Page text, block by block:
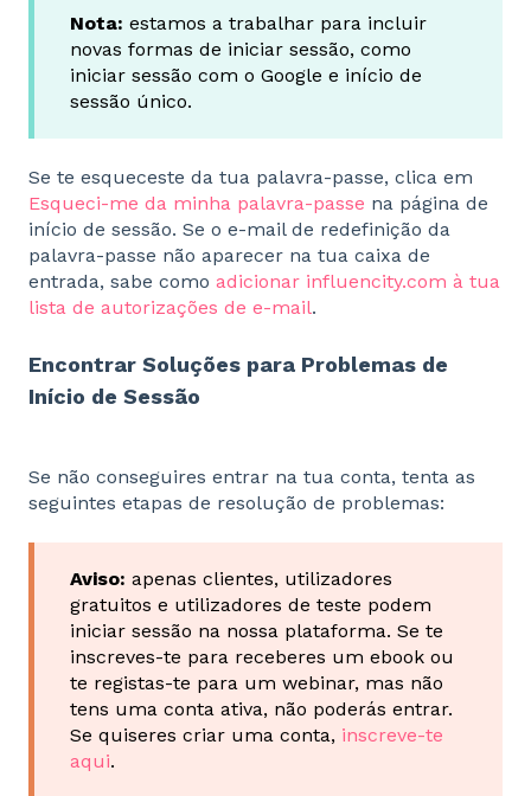
Nota: estamos a trabalhar para incluir
novas formas de iniciar sessão, como
iniciar sessão com o Google e início de
sessão único.
Se te esqueceste da tua palavra-passe, clica em
Esqueci-me da minha palavra-passe na página de
início de sessão. Se o e-mail de redefinição da
palavra-passe não aparecer na tua caixa de
entrada, sabe como adicionar influencity.com à tua
lista de autorizações de e-mail.
Encontrar Soluções para Problemas de
Início de Sessão
Se não conseguires entrar na tua conta, tenta as
seguintes etapas de resolução de problemas:
Aviso: apenas clientes, utilizadores
gratuitos e utilizadores de teste podem
iniciar sessão na nossa plataforma. Se te
inscreves-te para receberes um ebook ou
te registas-te para um webinar, mas não
tens uma conta ativa, não poderás entrar.
Se quiseres criar uma conta, inscreve-te
aqui.